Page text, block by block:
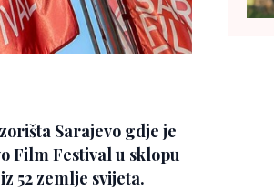
Sarajevo gdje je
Film Festival u sklopu
52 zemlje svijeta.